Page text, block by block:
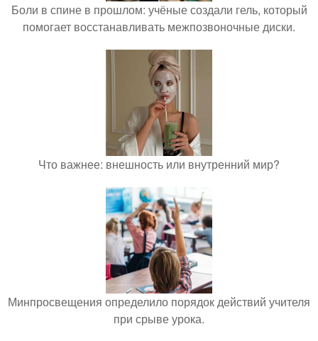
Боли в спине в прошлом: учёные создали гель, который
помогает восстанавливать межпозвоночные диски.
Что важнее: внешность или внутренний мир?
Минпросвещения определило порядок действий учителя
при срыве урока.